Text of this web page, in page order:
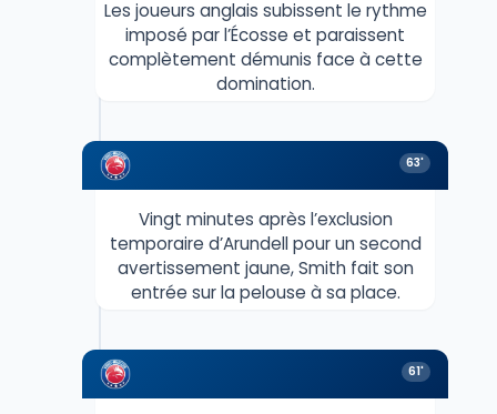
Les joueurs anglais subissent le rythme
imposé par l’Écosse et paraissent
complètement démunis face à cette
domination.
63'
Vingt minutes après l’exclusion
temporaire d’Arundell pour un second
avertissement jaune, Smith fait son
entrée sur la pelouse à sa place.
61'